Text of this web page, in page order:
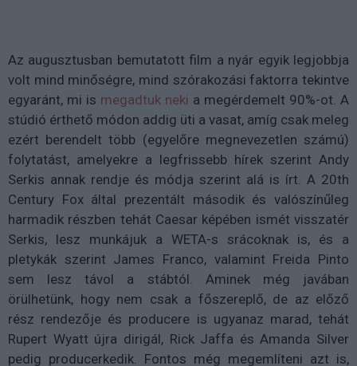
Az augusztusban bemutatott film a nyár egyik legjobbja
volt mind minőségre, mind szórakozási faktorra tekintve
egyaránt, mi is megadtuk neki a megérdemelt 90%-ot. A
stúdió érthető módon addig üti a vasat, amíg csak meleg
ezért berendelt több (egyelőre megnevezetlen számú)
folytatást, amelyekre a legfrissebb hírek szerint Andy
Serkis annak rendje és módja szerint alá is írt. A 20th
Century Fox által prezentált második és valószínűleg
harmadik részben tehát Caesar képében ismét visszatér
Serkis, lesz munkájuk a WETA-s srácoknak is, és a
pletykák szerint James Franco, valamint Freida Pinto
sem lesz távol a stábtól. Aminek még javában
örülhetünk, hogy nem csak a főszereplő, de az előző
rész rendezője és producere is ugyanaz marad, tehát
Rupert Wyatt újra dirigál, Rick Jaffa és Amanda Silver
pedig producerkedik. Fontos még megemlíteni azt is,